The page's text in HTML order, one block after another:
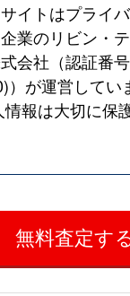
イトはプライ
業のリビン・
会社（認証番号
）が運営してい
報は大切に保